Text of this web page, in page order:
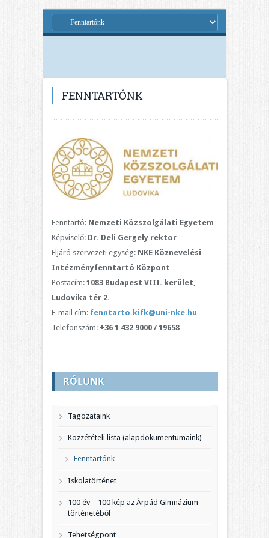
FENNTARTÓNK
Fenntartó: Nemzeti Közszolgálati Egyetem
Képviselő: Dr. Deli Gergely rektor
Eljáró szervezeti egység: NKE Köznevelési
Intézményfenntartó Központ
Postacím: 1083 Budapest VIII. kerület,
Ludovika tér 2.
E-mail cím: fenntarto.kifk@uni-nke.hu
Telefonszám: +36 1 432 9000 / 19658
RÓLUNK
Tagozataink
Közzétételi lista (alapdokumentumaink)
Fenntartónk
Iskolatörténet
100 év – 100 kép az Árpád Gimnázium
történetéből
Tehetségpont